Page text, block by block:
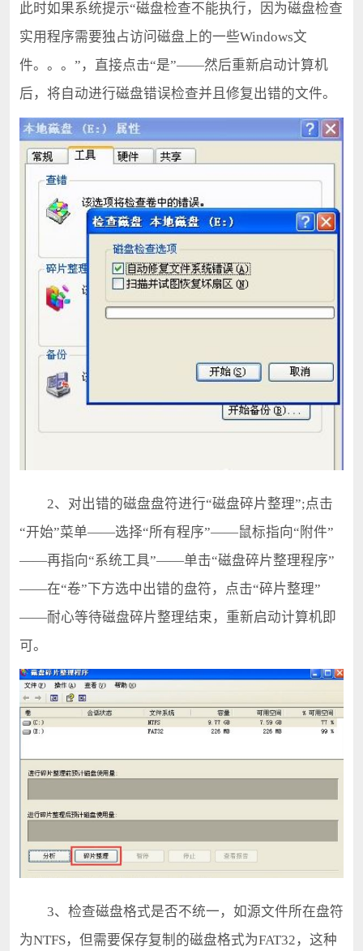
此时如果系统提示“磁盘检查不能执行，因为磁盘检查
实用程序需要独占访问磁盘上的一些Windows文
件。。。”，直接点击“是”——然后重新启动计算机
后，将自动进行磁盘错误检查并且修复出错的文件。
2、对出错的磁盘盘符进行“磁盘碎片整理”;点击
“开始”菜单——选择“所有程序”——鼠标指向“附件”
——再指向“系统工具”——单击“磁盘碎片整理程序”
——在“卷”下方选中出错的盘符，点击“碎片整理”
——耐心等待磁盘碎片整理结束，重新启动计算机即
可。
3、检查磁盘格式是否不统一，如源文件所在盘符
为NTFS，但需要保存复制的磁盘格式为FAT32，这种